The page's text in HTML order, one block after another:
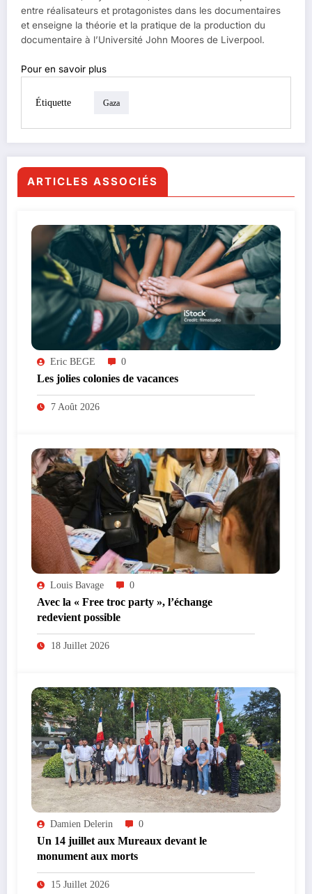
entre réalisateurs et protagonistes dans les documentaires
et enseigne la théorie et la pratique de la production du
documentaire à l’Université John Moores de Liverpool.
Pour en savoir plus
Étiquette Gaza
ARTICLES ASSOCIÉS
Eric BEGE 0
Les jolies colonies de vacances
7 Août 2026
Louis Bavage 0
Avec la « Free troc party », l’échange
redevient possible
18 Juillet 2026
Damien Delerin 0
Un 14 juillet aux Mureaux devant le
monument aux morts
15 Juillet 2026